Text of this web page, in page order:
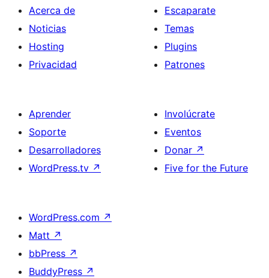
Acerca de
Noticias
Hosting
Privacidad
Escaparate
Temas
Plugins
Patrones
Aprender
Soporte
Desarrolladores
WordPress.tv ↗
Involúcrate
Eventos
Donar ↗
Five for the Future
WordPress.com ↗
Matt ↗
bbPress ↗
BuddyPress ↗